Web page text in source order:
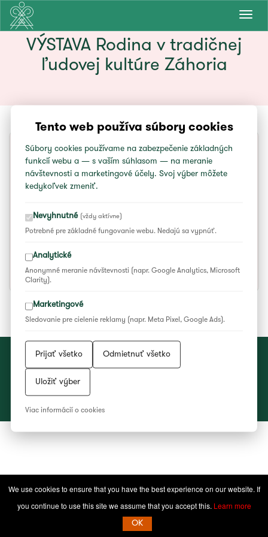
We use cookies to ensure that you have the best experience on our website. If
you continue to use this site we assume that you accept this. Learn more
OK
VÝSTAVA Rodina v tradičnej
ľudovej kultúre Záhoria
VÝSTAVA Rodina v tradičnej ľudovej
Etnodom
Vyhlásenie o ochrane súkromia|Všeobecné podmienky súťaží
Nastavenia cookies
2023 © Národné osvetové centrum
Tento web používa súbory cookies
Súbory cookies používame na zabezpečenie základných
funkcií webu a — s vaším súhlasom — na meranie
návštevnosti a marketingové účely. Svoj výber môžete
kedykoľvek zmeniť.
Nevyhnutné (vždy aktívne)
Potrebné pre základné fungovanie webu. Nedajú sa vypnúť.
Analytické
Anonymné meranie návštevnosti (napr. Google Analytics, Microsoft
Clarity).
Marketingové
Sledovanie pre cielenie reklamy (napr. Meta Pixel, Google Ads).
Prijať všetko Odmietnuť všetko
Uložiť výber
Viac informácií o cookies